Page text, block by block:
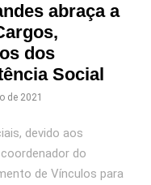
abraça a
dos
Social
de 2021
devido aos
do
de Vínculos para